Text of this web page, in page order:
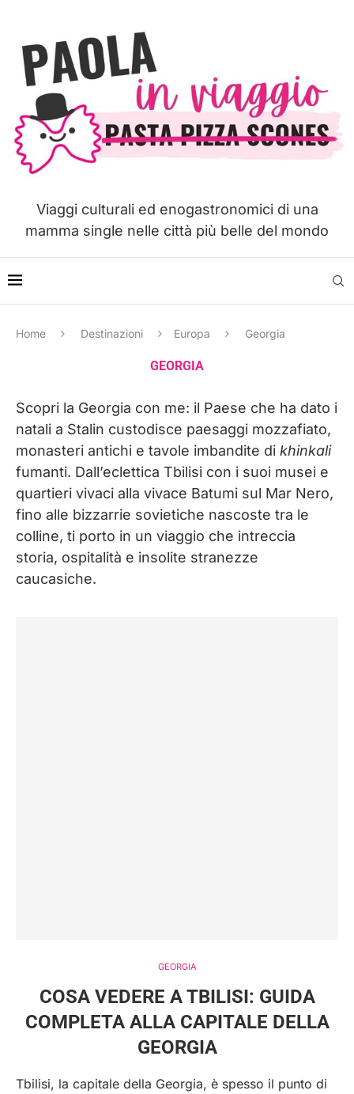
Viaggi culturali ed enogastronomici di una
mamma single nelle città più belle del mondo
Home Destinazioni Europa Georgia
GEORGIA
Scopri la Georgia con me: il Paese che ha dato i
natali a Stalin custodisce paesaggi mozzafiato,
monasteri antichi e tavole imbandite di khinkali
fumanti. Dall’eclettica Tbilisi con i suoi musei e
quartieri vivaci alla vivace Batumi sul Mar Nero,
fino alle bizzarrie sovietiche nascoste tra le
colline, ti porto in un viaggio che intreccia
storia, ospitalità e insolite stranezze
caucasiche.
GEORGIA
COSA VEDERE A TBILISI: GUIDA
COMPLETA ALLA CAPITALE DELLA
GEORGIA
Tbilisi, la capitale della Georgia, è spesso il punto di